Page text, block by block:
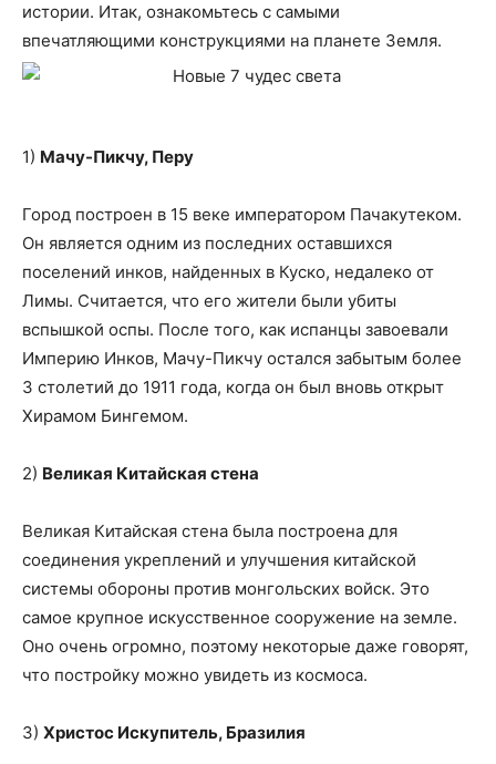
истории. Итак, ознакомьтесь с самыми
впечатляющими конструкциями на планете Земля.
1) Мачу-Пикчу, Перу
Город построен в 15 веке императором Пачакутеком.
Он является одним из последних оставшихся
поселений инков, найденных в Куско, недалеко от
Лимы. Считается, что его жители были убиты
вспышкой оспы. После того, как испанцы завоевали
Империю Инков, Мачу-Пикчу остался забытым более
3 столетий до 1911 года, когда он был вновь открыт
Хирамом Бингемом.
2) Великая Китайская стена
Великая Китайская стена была построена для
соединения укреплений и улучшения китайской
системы обороны против монгольских войск. Это
самое крупное искусственное сооружение на земле.
Оно очень огромно, поэтому некоторые даже говорят,
что постройку можно увидеть из космоса.
3) Христос Искупитель, Бразилия